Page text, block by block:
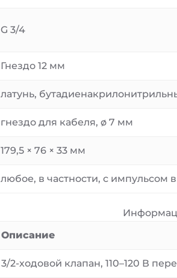
G 3/4
Гнездо 12 мм
латунь,
гнездо для кабеля, ø 7 мм
179,5 × 76 × 33 мм
любое, в частности, с импульсом
Описание
3/2-ходовой клапан, 110–120 В